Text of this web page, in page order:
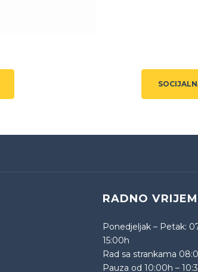
RADNO
Ponedjeljak – Petak:
15:00h
Rad sa strankama
Pauza od 10:00h –